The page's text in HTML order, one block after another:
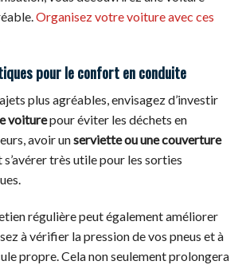
Organisez votre voiture avec ces
pour le confort en conduite
plus agréables, envisagez d’investir
voiturepour éviter les déchets en
avoir unserviette ou une couverture
très utile pour les sorties
régulière peut également améliorer
à vérifier la pression de vos pneus et à
propre. Cela non seulement prolongera